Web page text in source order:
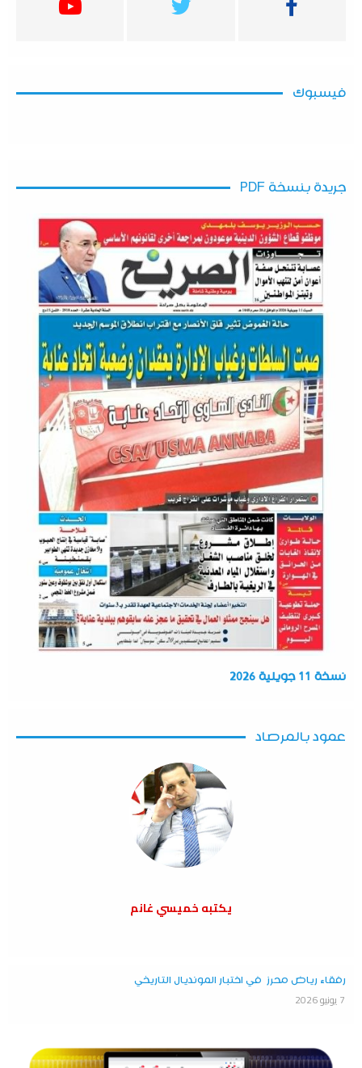
فيسبوك
جريدة بنسخة PDF
نسخة 11 جويلية 2026
عمود بالمرصاد
يكتبه خميسي غانم
رفقاء رياض محرز في اختبار المونديال التاريخي
7 يونيو 2026